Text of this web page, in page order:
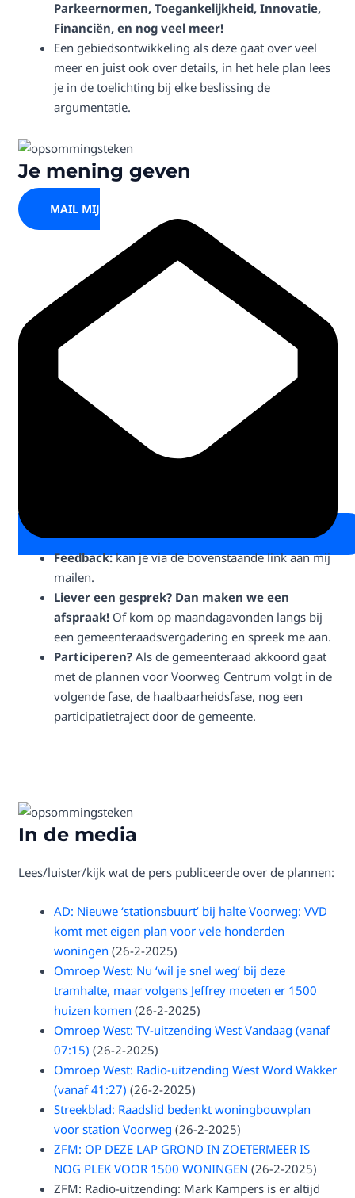
Parkeernormen, Toegankelijkheid, Innovatie,
Financiën, en nog veel meer!
Een gebiedsontwikkeling als deze gaat over veel
meer en juist ook over details, in het hele plan lees
je in de toelichting bij elke beslissing de
argumentatie.
Je mening geven
MAIL MIJ
Feedback:kan je via de bovenstaande link aan mij
mailen.
Liever een gesprek? Dan maken we een
afspraak!Of kom op maandagavonden langs bij
een gemeenteraadsvergadering en spreek me aan.
Participeren?Als de gemeenteraad akkoord gaat
met de plannen voor Voorweg Centrum volgt in de
volgende fase, de haalbaarheidsfase, nog een
participatietraject door de gemeente.
In de media
Lees/luister/kijk wat de pers publiceerde over de plannen:
AD: Nieuwe ‘stationsbuurt’ bij halte Voorweg: VVD
komt met eigen plan voor vele honderden
woningen (26-2-2025)
Omroep West: Nu ‘wil je snel weg’ bij deze
tramhalte, maar volgens Jeffrey moeten er 1500
huizen komen (26-2-2025)
Omroep West: TV-uitzending West Vandaag (vanaf
07:15) (26-2-2025)
Omroep West: Radio-uitzending West Word Wakker
(vanaf 41:27) (26-2-2025)
Streekblad: Raadslid bedenkt woningbouwplan
voor station Voorweg (26-2-2025)
ZFM: OP DEZE LAP GROND IN ZOETERMEER IS
NOG PLEK VOOR 1500 WONINGEN (26-2-2025)
ZFM: Radio-uitzending: Mark Kampers is er altijd